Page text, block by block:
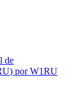
de
) porW1RU